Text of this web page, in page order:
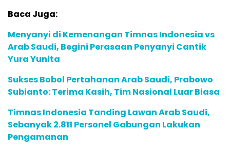
Baca Juga:
Menyanyi di Kemenangan Timnas Indonesia vs
Arab Saudi, Begini Perasaan Penyanyi Cantik
Yura Yunita
Sukses Bobol Pertahanan Arab Saudi, Prabowo
Subianto: Terima Kasih, Tim Nasional Luar Biasa
Timnas Indonesia Tanding Lawan Arab Saudi,
Sebanyak 2.811 Personel Gabungan Lakukan
Pengamanan